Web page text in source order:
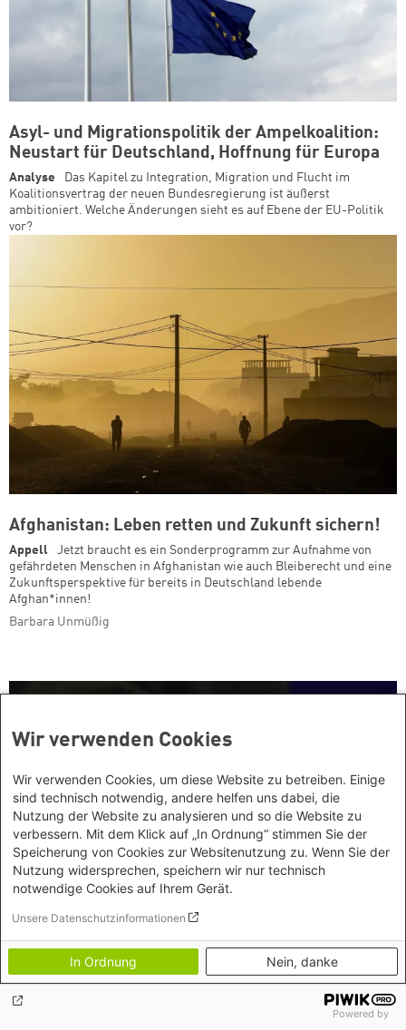
Asyl- und Migrationspolitik der Ampelkoalition:
Neustart für Deutschland, Hoffnung für Europa
Analyse
Das Kapitel zu Integration, Migration und Flucht im
Koalitionsvertrag der neuen Bundesregierung ist äußerst
ambitioniert. Welche Änderungen sieht es auf Ebene der EU-Politik
vor?
Afghanistan: Leben retten und Zukunft sichern!
Appell
Jetzt braucht es ein Sonderprogramm zur Aufnahme von
gefährdeten Menschen in Afghanistan wie auch Bleiberecht und eine
Zukunftsperspektive für bereits in Deutschland lebende
Afghan*innen!
Barbara Unmüßig
Unverzichtbar! 70 Jahre Genfer
Feierlich ist angesichts der vielen Verletzungen
Wir verwenden Cookies
Wir verwenden Cookies, um diese Website zu betreiben. Einige
sind technisch notwendig, andere helfen uns dabei, die
Nutzung der Website zu analysieren und so die Website zu
verbessern. Mit dem Klick auf „In Ordnung“ stimmen Sie der
Speicherung von Cookies zur Websitenutzung zu. Wenn Sie der
Nutzung widersprechen, speichern wir nur technisch
notwendige Cookies auf Ihrem Gerät.
Unsere Datenschutzinformationen
In Ordnung Nein, danke
Powered by